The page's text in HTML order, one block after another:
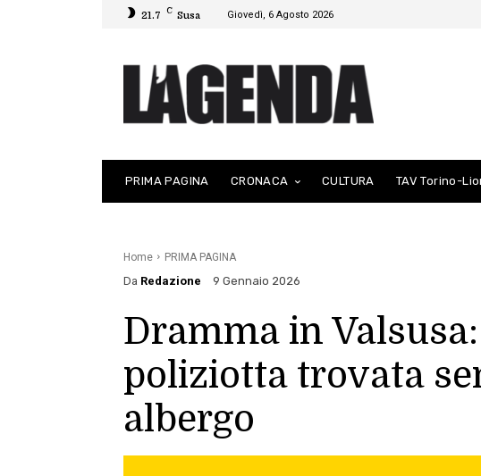
21.7 C Susa Giovedì, 6 Agosto 2026
PRIMA PAGINA CRONACA CULTURA TAV Torino-
Home PRIMA PAGINA
Da Redazione 9 Gennaio 2026
Dramma in
poliziotta trovata
albergo